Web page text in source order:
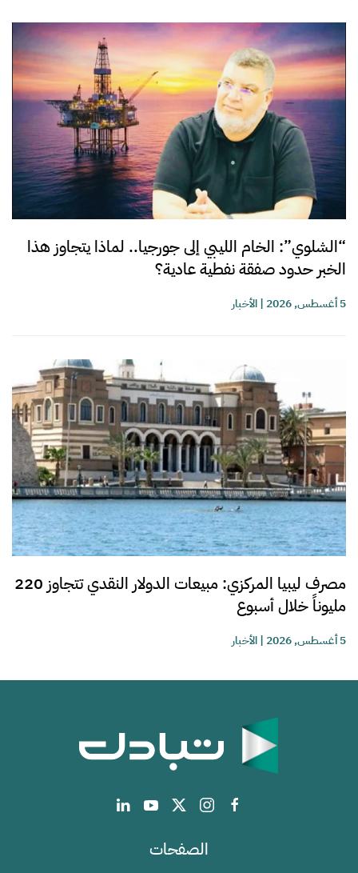
“الشلوي”: الخام الليبي إلى جورجيا.. لماذا يتجاوز هذا
الخبر حدود صفقة نفطية عادية؟
5 أغسطس, 2026 |الأخبار
مصرف ليبيا المركزي: مبيعات الدولار النقدي تتجاوز 220
مليوناً خلال أسبوع
5 أغسطس, 2026 |الأخبار
الصفحات